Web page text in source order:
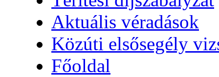
Aktuális véradások
Közúti elsősegély
Főoldal